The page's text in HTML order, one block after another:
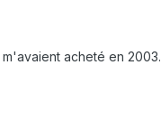
acheté en 2003.